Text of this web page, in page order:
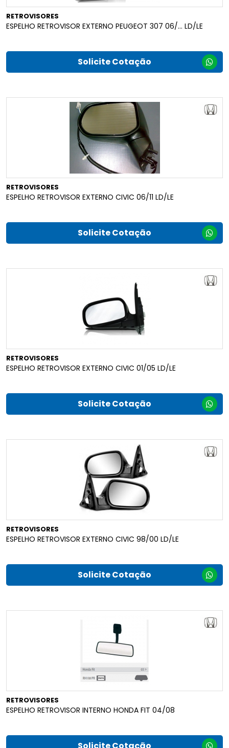
RETROVISORES
ESPELHO RETROVISOR EXTERNO PEUGEOT 307 06/... LD/LE
Solicite Cotação
RETROVISORES
ESPELHO RETROVISOR EXTERNO CIVIC 06/11 LD/LE
Solicite Cotação
RETROVISORES
ESPELHO RETROVISOR EXTERNO CIVIC 01/05 LD/LE
Solicite Cotação
RETROVISORES
ESPELHO RETROVISOR EXTERNO CIVIC 98/00 LD/LE
Solicite Cotação
RETROVISORES
ESPELHO RETROVISOR INTERNO HONDA FIT 04/08